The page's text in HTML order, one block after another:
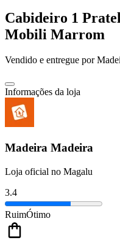
Cabideiro 1
Mobili Marrom
Vendido e entregue por
Informações da loja
Madeira Madeira
Loja oficial no Magalu
3.4
RuimÓtimo